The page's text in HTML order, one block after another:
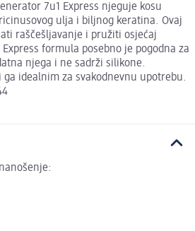
7u1 Express njeguje kosu
ulja i biljnog keratina. Ovaj
raščešljavanje i pružiti osjećaj
formula posebno je pogodna za
njega i ne sadrži silikone.
idealnim za svakodnevnu upotrebu.